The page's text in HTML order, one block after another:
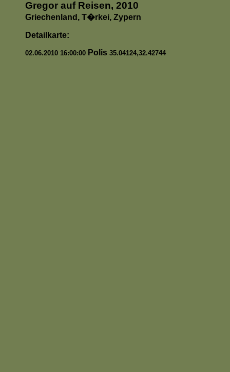
Gregor auf Reisen, 2010
Griechenland, T�rkei, Zypern
Detailkarte:
02.06.2010 16:00:00 Polis 35.04124,32.42744